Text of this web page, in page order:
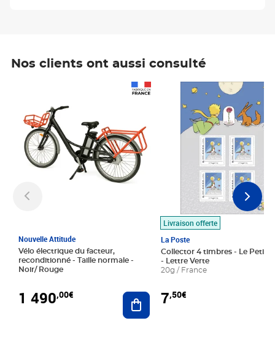
Nos clients ont aussi consulté
Nouvelle Attitude
Vélo électrique du facteur,
reconditionné - Taille normale -
Noir/ Rouge
1 490,00€ Ajouter au panier
Livraison offerte
La Poste
Collector 4 timbres - Le Petit
- Lettre Verte
20g / France
7,50€
Prix 7,50€